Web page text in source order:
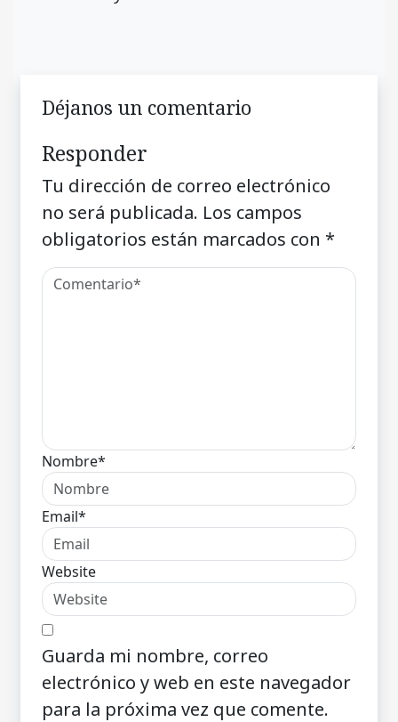
Déjanos un comentario
Responder
Tu dirección de correo electrónico
no será publicada. Los campos
obligatorios están marcados con *
Nombre*
Email*
Website
Guarda mi nombre, correo
electrónico y web en este navegador
para la próxima vez que comente.